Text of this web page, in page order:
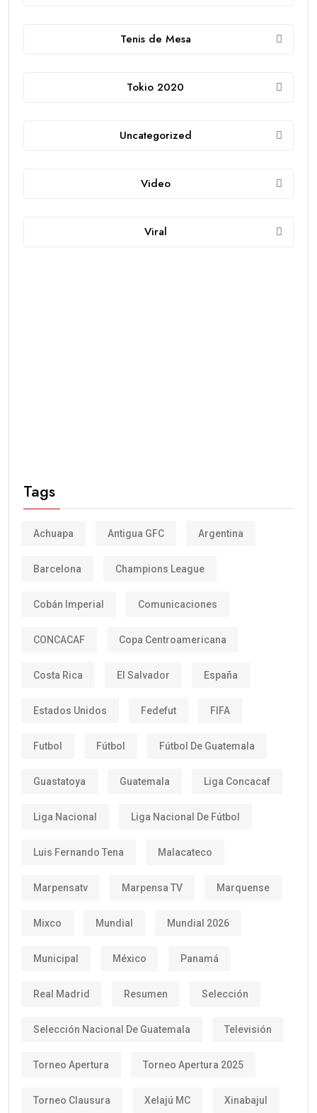
Tenis de Mesa
Tokio 2020
Uncategorized
Video
Viral
Tags
Achuapa Antigua GFC Argentina
Barcelona Champions League
Cobán Imperial Comunicaciones
CONCACAF Copa Centroamericana
Costa Rica El Salvador España
Estados Unidos Fedefut FIFA
Futbol Fútbol Fútbol De Guatemala
Guastatoya Guatemala Liga Concacaf
Liga Nacional Liga Nacional De Fútbol
Luis Fernando Tena Malacateco
Marpensatv Marpensa TV Marquense
Mixco Mundial Mundial 2026
Municipal México Panamá
Real Madrid Resumen Selección
Selección Nacional De Guatemala Televisión
Torneo Apertura Torneo Apertura 2025
Torneo Clausura Xelajú MC Xinabajul